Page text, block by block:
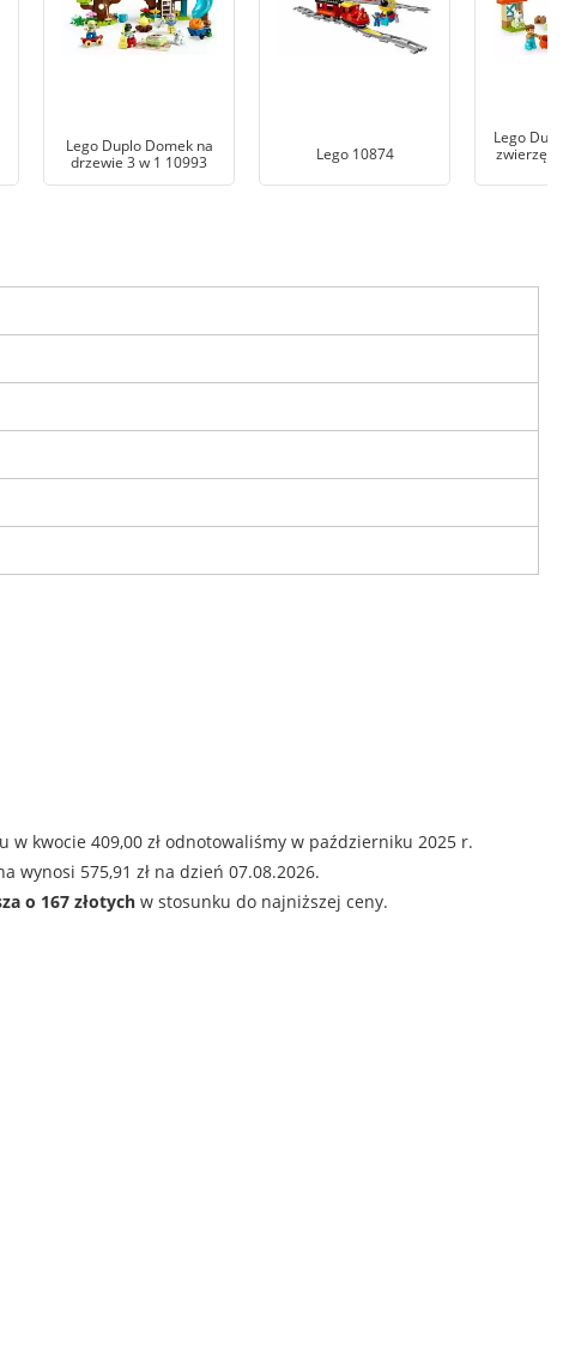
Lego Duplo Domek na
drzewie 3 w 1 10993
Lego 10874
Lego
w kwocie 409,00 zł odnotowaliśmy w październiku 2025 r.
wynosi 575,91 zł na dzień 07.08.2026.
o 167 złotych w stosunku do najniższej ceny.